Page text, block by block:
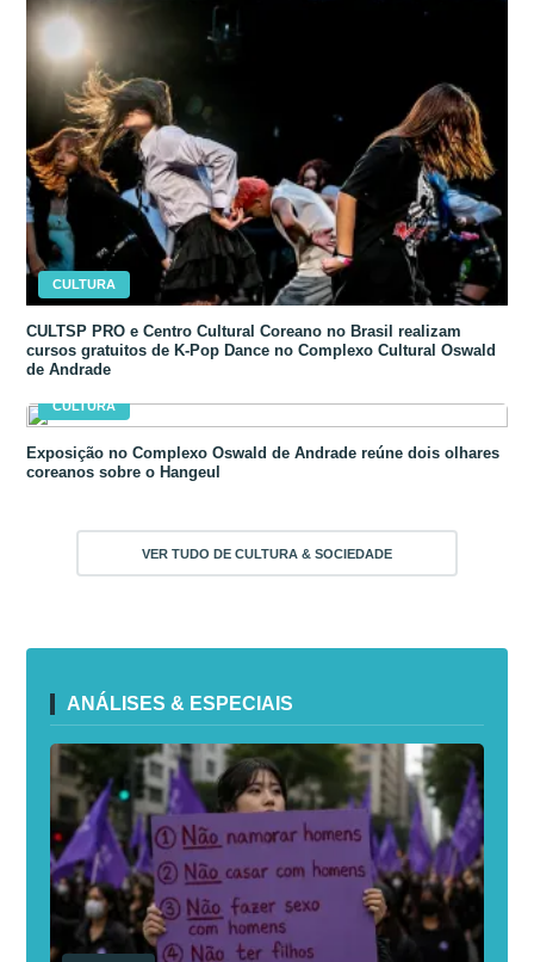
CULTURA
CULTSP PRO e Centro Cultural Coreano no Brasil realizam
cursos gratuitos de K-Pop Dance no Complexo Cultural Oswald
de Andrade
CULTURA
Exposição no Complexo Oswald de Andrade reúne dois olhares
coreanos sobre o Hangeul
VER TUDO DE CULTURA & SOCIEDADE
ANÁLISES & ESPECIAIS